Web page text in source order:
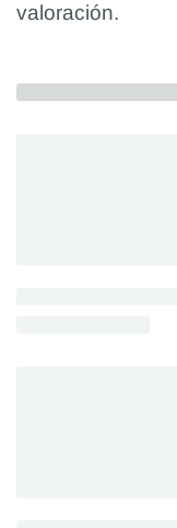
valoración.